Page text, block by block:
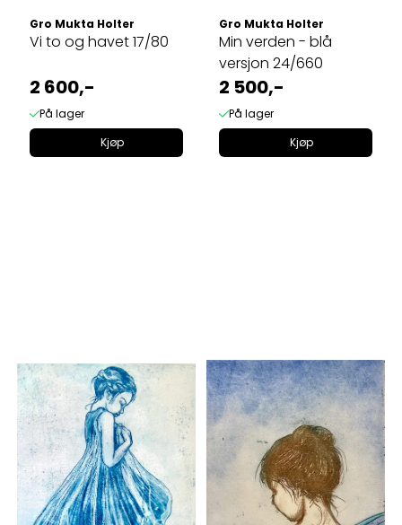
Gro Mukta Holter
Vi to og havet 17/80
2 600,-
På lager
Kjøp
Gro Mukta Holter
Min verden - blå
versjon 24/660
2 500,-
På lager
Kjøp